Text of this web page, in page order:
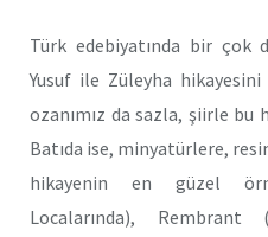
Türk edebiyatında bir çok
Yusuf ile Züleyha hikayesini
ozanımız da sazla, şiirle bu
Batıda ise, minyatürlere,
hikayenin en güzel
Localarında),